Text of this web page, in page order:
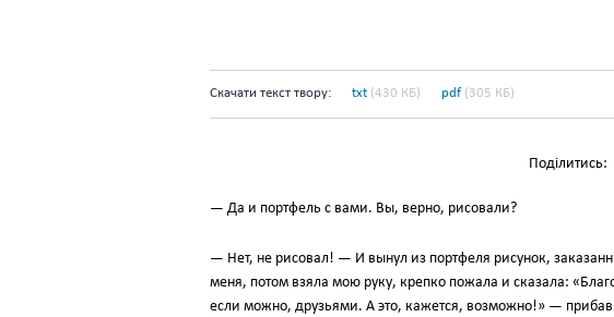
Скачати текст твору: txt (430 КБ) pdf (305 КБ)
Поділитись:
— Да и портфель с вами. Вы, верно, рисовали?
— Нет, не рисовал! — И вынул из портфеля рисунок,
меня, потом взяла мою руку, крепко пожала и сказала:
если можно, друзьями. А это, кажется, возможно!» —